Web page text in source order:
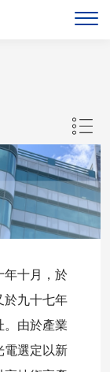
最新消息
產品展示
聯絡旭丞
年十月，於
於九十七年
。由於產業
電選定以新